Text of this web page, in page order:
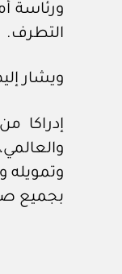
ورئاسة
التطرف.
ويشار
إدراكا
وتمويله
بجميع